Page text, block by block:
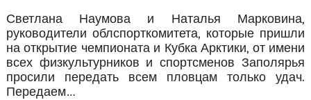
Светлана Наумова и Наталья Марковина,
руководители облспорткомитета, которые пришли
на открытие чемпионата и Кубка Арктики, от имени
всех физкультурников и спортсменов Заполярья
просили передать всем пловцам только удач.
Передаем…